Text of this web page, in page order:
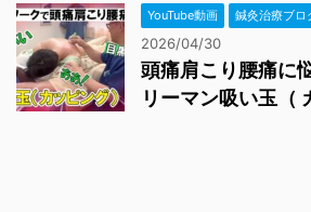
YouTube動画 鍼灸治療ブロ
2026/04/30
頭痛肩こり腰痛に
リーマン吸い玉（